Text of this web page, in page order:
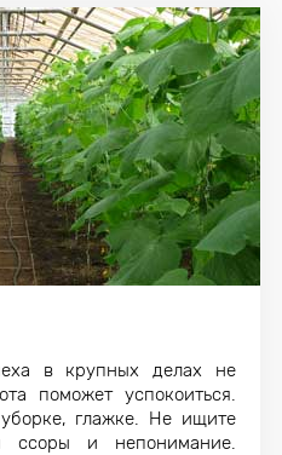
в крупных делах не
поможет успокоиться.
глажке. Не ищите
ссоры и непонимание.